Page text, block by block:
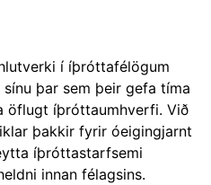
í íþróttafélögum
þar sem þeir gefa tíma
öflugt íþróttaumhverfi. Við
þakkir fyrir óeigingjarnt
íþróttastarfsemi
innan félagsins.